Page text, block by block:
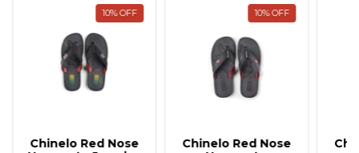
10%OFF
Chinelo Red Nose
10%OFF
Chinelo Red Nose